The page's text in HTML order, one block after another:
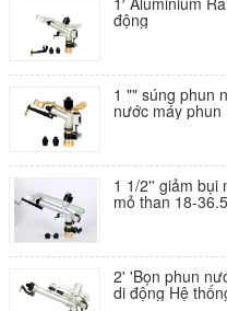
động
1 "" súng phun
nước máy
1 1/2'' giảm bụi
mỏ than 18-
2' 'Bọn phun
di động Hệ